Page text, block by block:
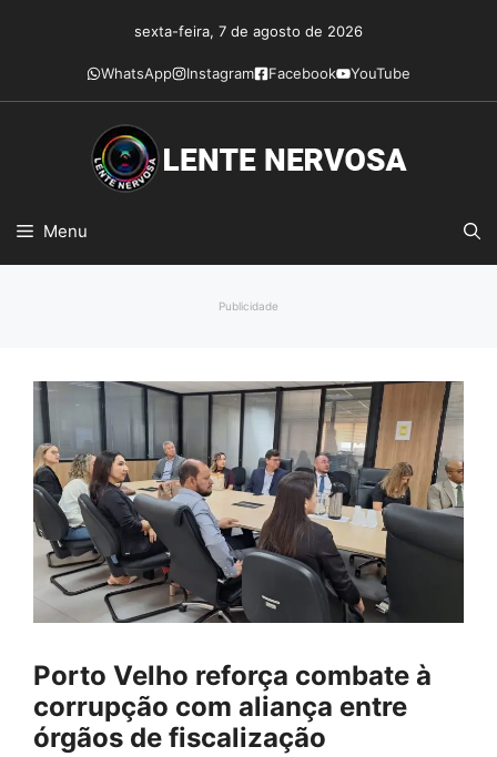
conteúdo
sexta-feira, 7 de agosto de 2026
WhatsApp Instagram Facebook YouTube
Menu
Publicidade
Porto Velho reforça combate à
corrupção com aliança entre
órgãos de fiscalização